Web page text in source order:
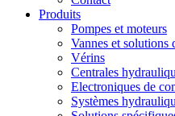
Produits
Pompes et moteurs
Vannes et solutions
Vérins
Centrales
Electroniques de
Systèmes